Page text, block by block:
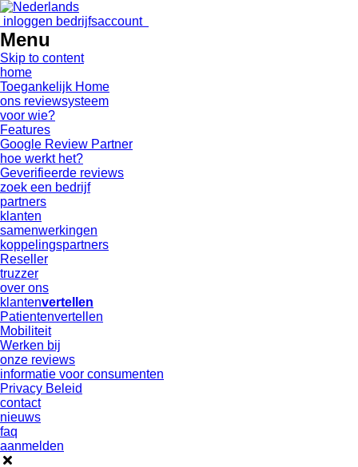
inloggen bedrijfsaccount
Menu
Skip to content
home
Toegankelijk Home
ons reviewsysteem
voor wie?
Features
Google Review Partner
hoe werkt het?
Geverifieerde reviews
zoek een bedrijf
partners
klanten
samenwerkingen
koppelingspartners
Reseller
truzzer
over ons
klantenvertellen
Patientenvertellen
Mobiliteit
Werken bij
onze reviews
informatie voor consumenten
Privacy Beleid
contact
nieuws
faq
aanmelden